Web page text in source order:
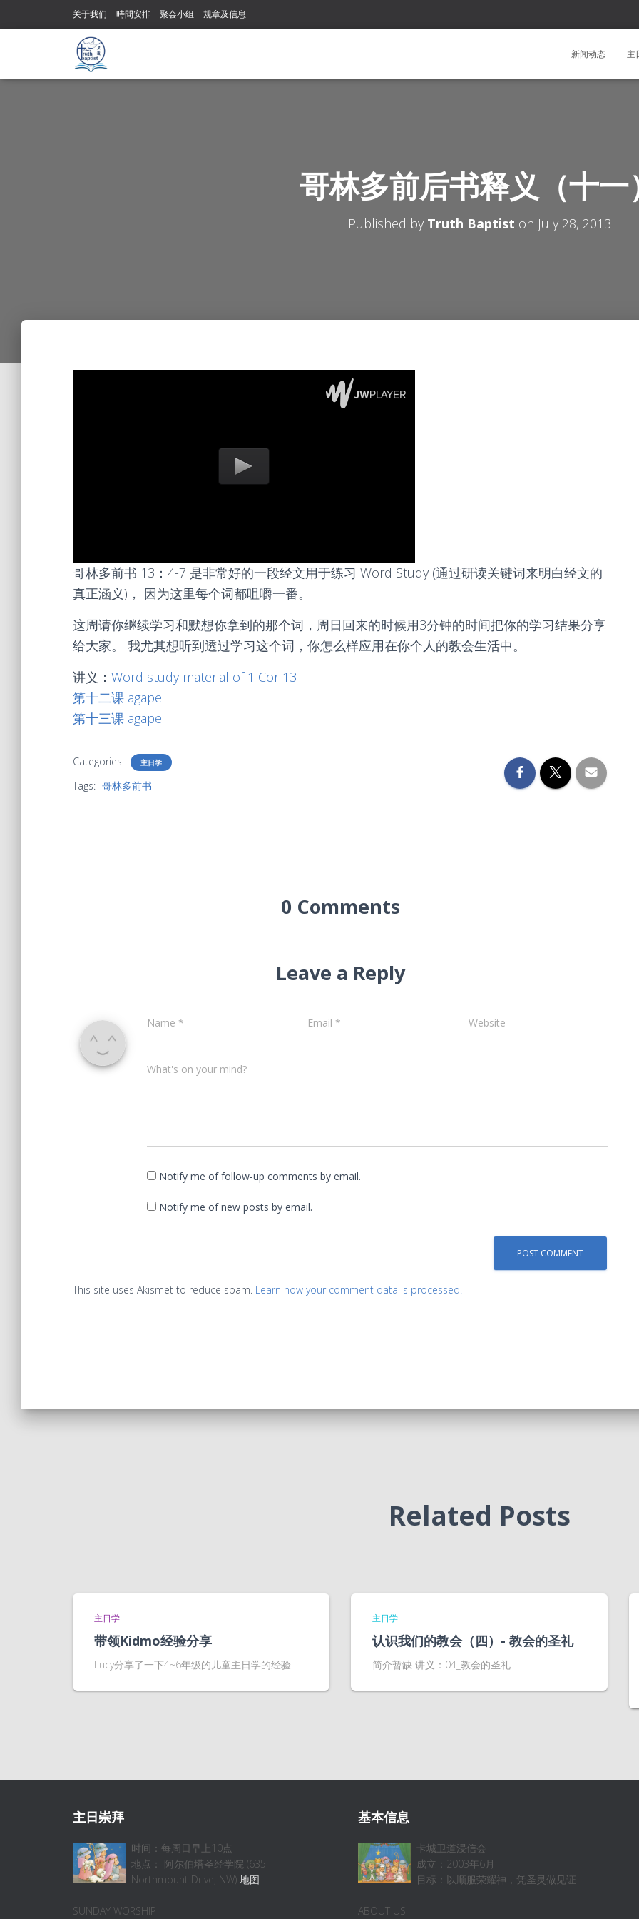
关于我们 時間安排 聚会小组 规章及信息
新闻动态 主
哥林多前后书释义（十一
Published by Truth Baptist on July 28, 2013
哥林多前书 13：4-7 是非常好的一段经文用于练习 Word Study (通过研读关键词来明白经文的
真正涵义)， 因为这里每个词都咀嚼一番。
这周请你继续学习和默想你拿到的那个词，周日回来的时候用3分钟的时间把你的学习结果分享
给大家。 我尤其想听到透过学习这个词，你怎么样应用在你个人的教会生活中。
讲义： Word study material of 1 Cor 13
第十二课 agape
第十三课 agape
Categories: 主日学
Tags: 哥林多前书
0 Comments
Leave a Reply
Name * Email * Website
What's on your mind?
Notify me of follow-up comments by email.
Notify me of new posts by email.
This site uses Akismet to reduce spam. Learn how your comment data is processed.
Related Posts
主日学
带领Kidmo经验分享
Lucy分享了一下4~6年级的儿童主日学的经验
主日学
认识我们的教会（四）- 教会的圣礼
简介暂缺 讲义：04_教会的圣礼
主日崇拜
时间：每周日早上10点
地点： 阿尔伯塔圣经学院 (635
Northmount Drive, NW) 地图
SUNDAY WORSHIP
基本信息
卡城卫道浸信会
成立：2003年6月
目标：以顺服荣耀神，凭圣灵做见证
ABOUT US